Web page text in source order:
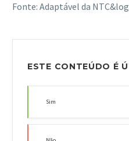
Fonte: Adaptável da
ESTE CONTEÚDO É
Sim